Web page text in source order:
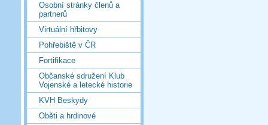
Osobní stránky členů a
partnerů
Virtuální hřbitovy
Pohřebiště v ČR
Fortifikace
Občanské sdružení Klub
Vojenské a letecké historie
KVH Beskydy
Oběti a hrdinové